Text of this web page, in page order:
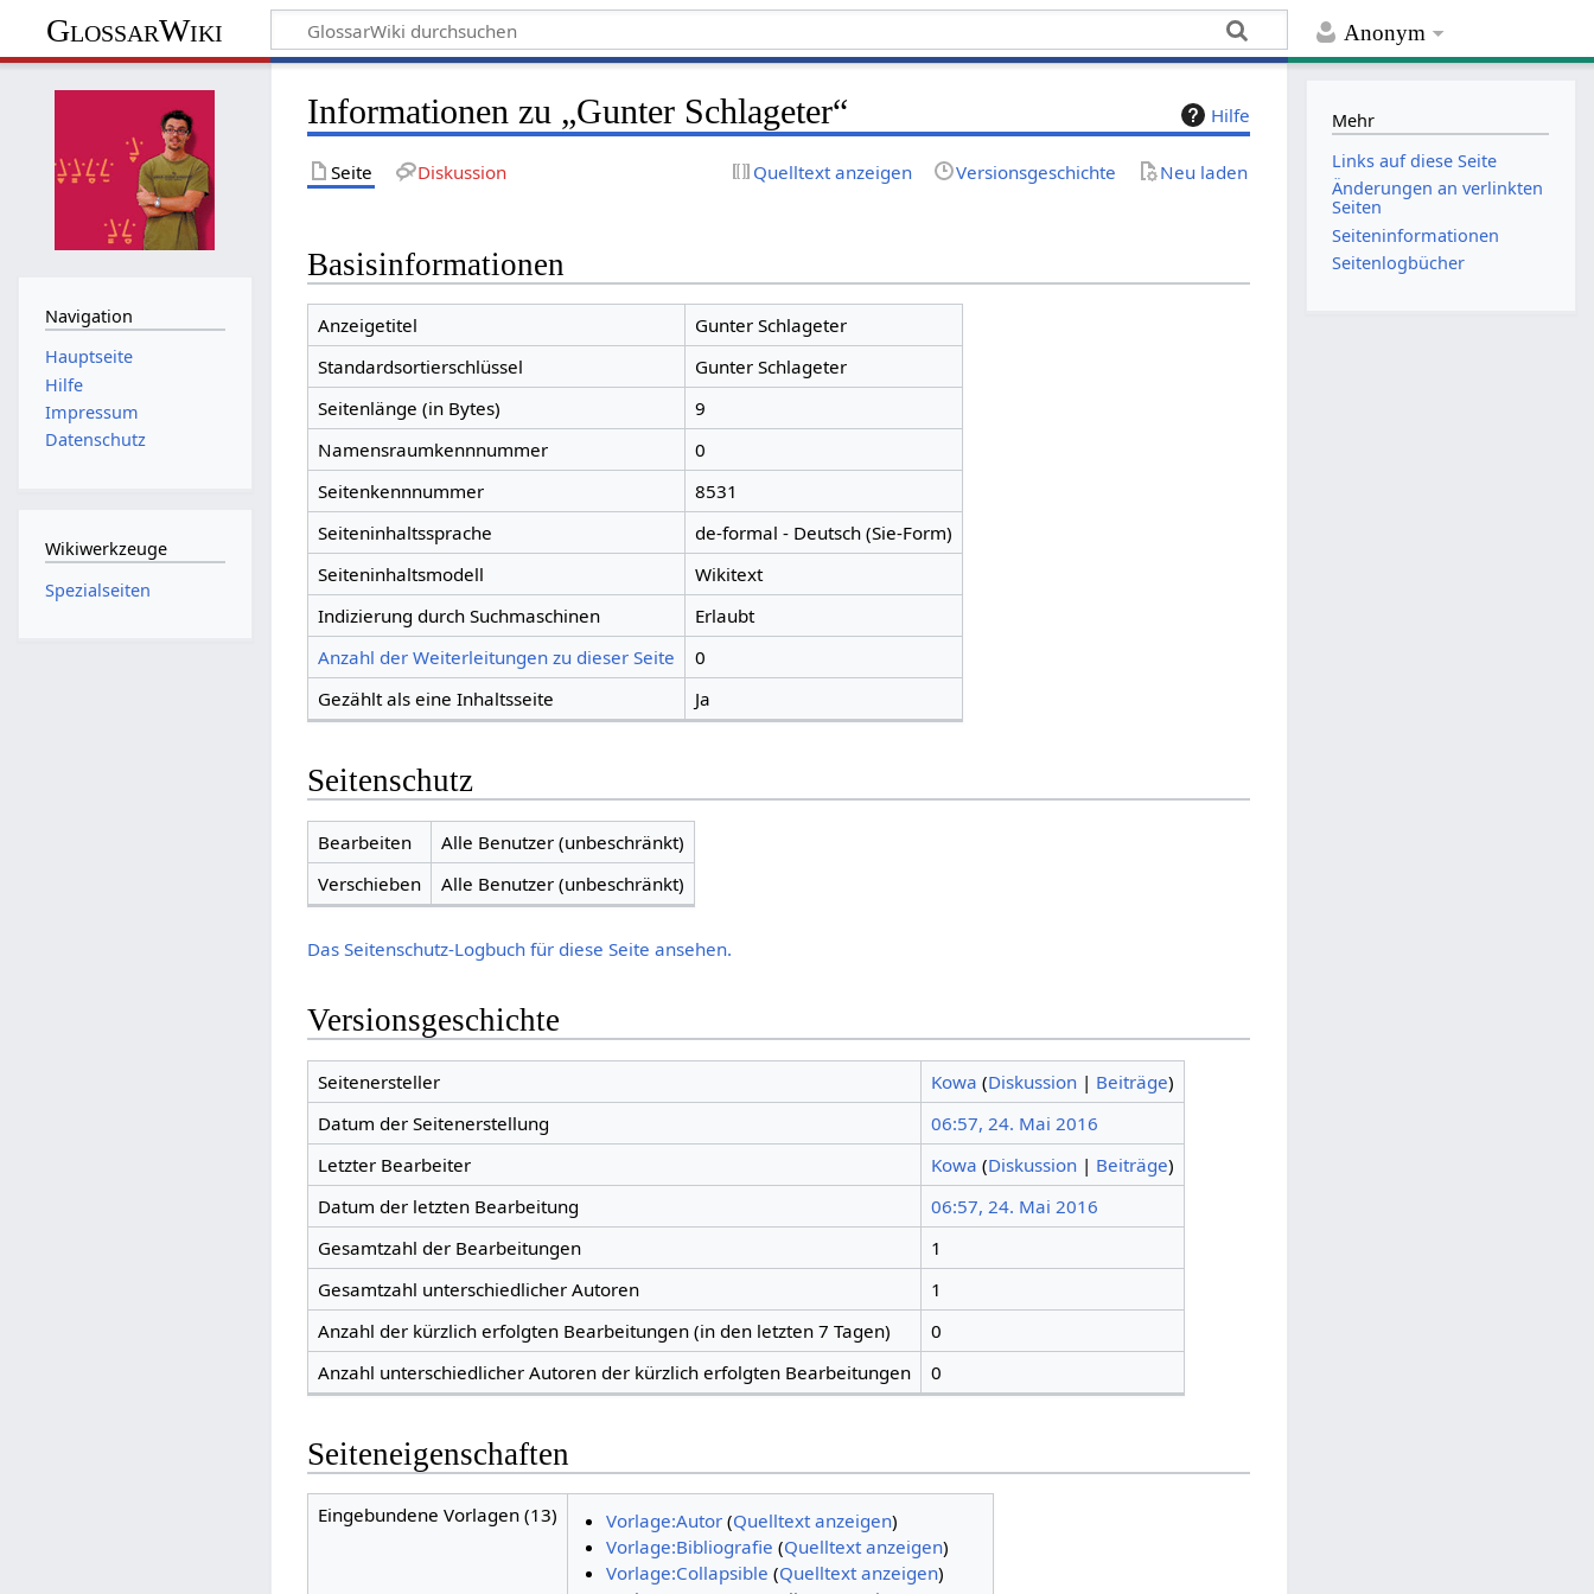
Anonym
GlossarWiki
Hilfe
Informationen zu „Gunter Schlageter“
Seite Diskussion Quelltext anzeigen Versionsgeschichte Neu laden
Basisinformationen
Anzeigetitel
Gunter Schlageter
Standardsortierschlüssel
Gunter Schlageter
Seitenlänge (in Bytes)
9
Namensraumkennnummer
0
Seitenkennnummer
8531
Seiteninhaltssprache
de-formal - Deutsch (Sie-Form)
Seiteninhaltsmodell
Wikitext
Indizierung durch Suchmaschinen
Erlaubt
Anzahl der Weiterleitungen zu dieser Seite
0
Gezählt als eine Inhaltsseite
Ja
Seitenschutz
Bearbeiten
Alle Benutzer (unbeschränkt)
Verschieben
Alle Benutzer (unbeschränkt)
Das Seitenschutz-Logbuch für diese Seite ansehen.
Versionsgeschichte
Seitenersteller Kowa (Diskussion| Beiträge)
Datum der Seitenerstellung
06:57, 24. Mai 2016
Letzter Bearbeiter
Kowa (Diskussion| Beiträge)
Datum der letzten Bearbeitung
06:57, 24. Mai 2016
Gesamtzahl der Bearbeitungen
1
Gesamtzahl unterschiedlicher Autoren
1
Anzahl der kürzlich erfolgten Bearbeitungen (in den letzten 7 Tagen)
0
Anzahl unterschiedlicher Autoren der kürzlich erfolgten Bearbeitungen
0
Seiteneigenschaften
Eingebundene Vorlagen (13) Vorlage:Autor (Quelltext anzeigen)
Vorlage:Bibliografie (Quelltext anzeigen)
Vorlage:Collapsible (Quelltext anzeigen)
Navigation
Hauptseite
Hilfe
Impressum
Datenschutz
Wikiwerkzeuge
Spezialseiten
Mehr
Links auf diese Seite
Änderungen an verlinkten
Seiten
Seiten­­informationen
Seitenlogbücher